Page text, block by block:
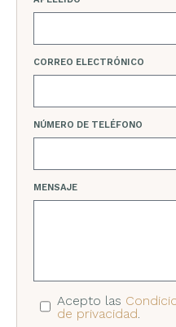
CORREO ELECTRÓNICO
NÚMERO DE TELÉFONO
MENSAJE
Acepto las
de privacidad.